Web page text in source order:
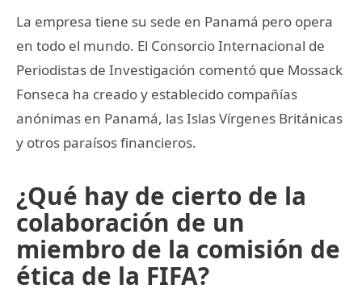
La empresa tiene su sede en Panamá pero opera
en todo el mundo. El Consorcio Internacional de
Periodistas de Investigación comentó que Mossack
Fonseca ha creado y establecido compañías
anónimas en Panamá, las Islas Vírgenes Británicas
y otros paraísos financieros.
¿Qué hay de cierto de la
colaboración de un
miembro de la comisión de
ética de la FIFA?